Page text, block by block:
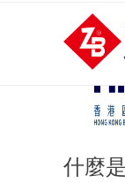
什麼